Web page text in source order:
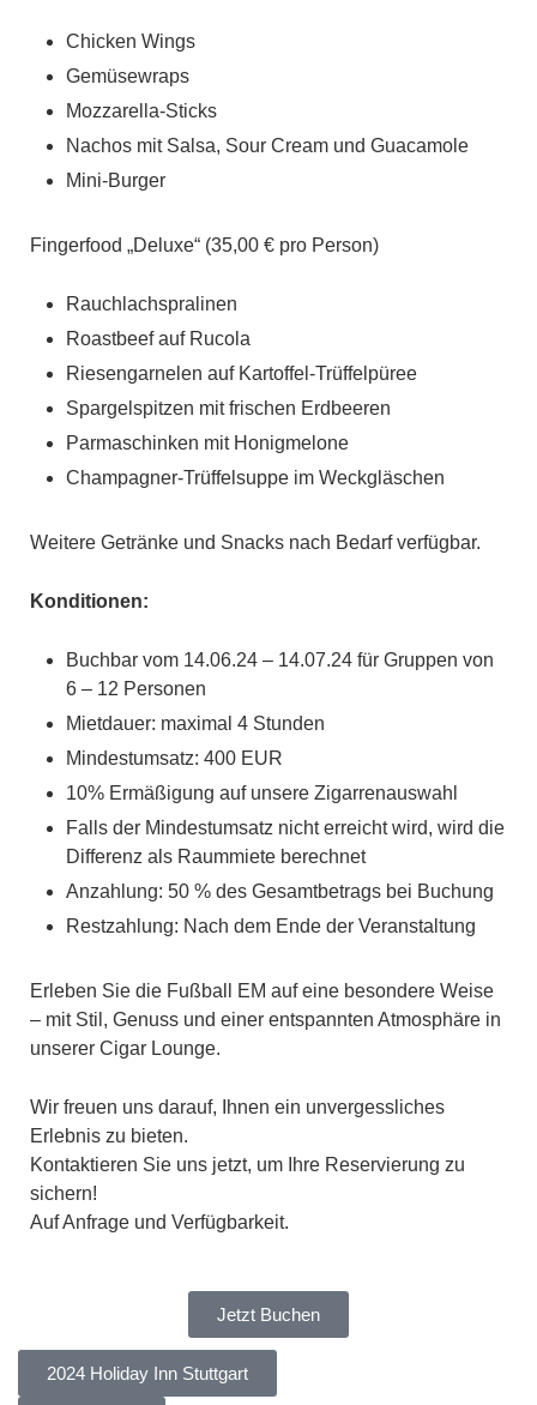
Chicken Wings
Gemüsewraps
Mozzarella-Sticks
Nachos mit Salsa, Sour Cream und Guacamole
Mini-Burger
Fingerfood „Deluxe“ (35,00 € pro Person)
Rauchlachspralinen
Roastbeef auf Rucola
Riesengarnelen auf Kartoffel-Trüffelpüree
Spargelspitzen mit frischen Erdbeeren
Parmaschinken mit Honigmelone
Champagner-Trüffelsuppe im Weckgläschen
Weitere Getränke und Snacks nach Bedarf verfügbar.
Konditionen:
Buchbar vom 14.06.24 – 14.07.24 für Gruppen von
6 – 12 Personen
Mietdauer: maximal 4 Stunden
Mindestumsatz: 400 EUR
10% Ermäßigung auf unsere Zigarrenauswahl
Falls der Mindestumsatz nicht erreicht wird, wird die
Differenz als Raummiete berechnet
Anzahlung: 50 % des Gesamtbetrags bei Buchung
Restzahlung: Nach dem Ende der Veranstaltung
Erleben Sie die Fußball EM auf eine besondere Weise
– mit Stil, Genuss und einer entspannten Atmosphäre in
unserer Cigar Lounge.
Wir freuen uns darauf, Ihnen ein unvergessliches
Erlebnis zu bieten.
Kontaktieren Sie uns jetzt, um Ihre Reservierung zu
sichern!
Auf Anfrage und Verfügbarkeit.
Jetzt Buchen
2024 Holiday Inn Stuttgart